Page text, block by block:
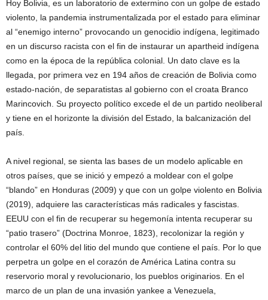
Hoy Bolivia, es un laboratorio de extermino con un golpe de estado
violento, la pandemia instrumentalizada por el estado para eliminar
al “enemigo interno” provocando un genocidio indígena, legitimado
en un discurso racista con el fin de instaurar un apartheid indígena
como en la época de la república colonial. Un dato clave es la
llegada, por primera vez en 194 años de creación de Bolivia como
estado-nación, de separatistas al gobierno con el croata Branco
Marincovich. Su proyecto político excede el de un partido neoliberal
y tiene en el horizonte la división del Estado, la balcanización del
país.
A nivel regional, se sienta las bases de un modelo aplicable en
otros países, que se inició y empezó a moldear con el golpe
“blando” en Honduras (2009) y que con un golpe violento en Bolivia
(2019), adquiere las características más radicales y fascistas.
EEUU con el fin de recuperar su hegemonía intenta recuperar su
“patio trasero” (Doctrina Monroe, 1823), recolonizar la región y
controlar el 60% del litio del mundo que contiene el país. Por lo que
perpetra un golpe en el corazón de América Latina contra su
reservorio moral y revolucionario, los pueblos originarios. En el
marco de un plan de una invasión yankee a Venezuela,